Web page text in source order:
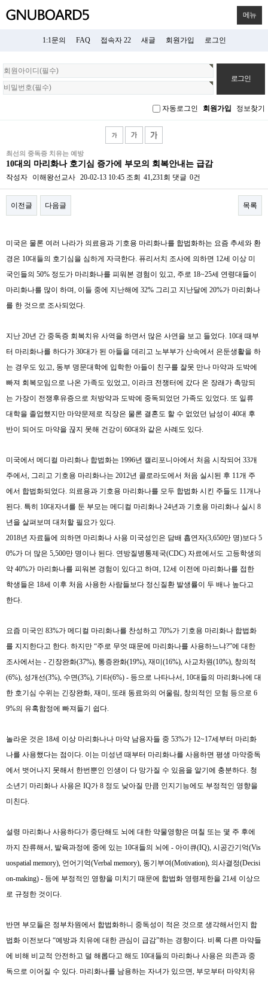
메뉴
1:1문의 FAQ 접속자 22 새글 회원가입 로그인
회
원
로
자동로그인 회원가입 정보찾기
최선의 중독증 치유는 예방
10대의 마리화나 호기심 증가에 부모의 회복안내는 급감
작성자 이해왕선교사 20-02-13 10:45 조회 41,231회 댓글 0건
이전글 다음글 목록
미국은 물론 여러 나라가 의료용과 기호용 마리화나를 합법화하는 요즘 추세와 환
경은 10대들의 호기심을 심하게 자극한다. 퓨리서치 조사에 의하면 12세 이상 미
국인들의 50% 정도가 마리화나를 피워본 경험이 있고, 주로 18~25세 연령대들이
마리화나를 많이 하며, 이들 중에 지난해에 32% 그리고 지난달에 20%가 마리화나
를 한 것으로 조사되었다.
지난 20년 간 중독증 회복치유 사역을 하면서 많은 사연을 보고 들었다. 10대 때부
터 마리화나를 하다가 30대가 된 아들을 데리고 노부부가 산속에서 은둔생활을 하
는 경우도 있고, 동부 명문대학에 입학한 아들이 친구를 잘못 만나 마약과 도박에
빠져 회복모임으로 나온 가족도 있었고, 이라크 전쟁터에 갔다 온 장래가 촉망되
는 가장이 전쟁후유증으로 처방약과 도박에 중독되었던 가족도 있었다. 또 일류
대학을 졸업했지만 마약문제로 직장은 물론 결혼도 할 수 없었던 남성이 40대 후
반이 되어도 마약을 끊지 못해 건강이 60대와 같은 사례도 있다.
미국에서 메디컬 마리화나 합법화는 1996년 캘리포니아에서 처음 시작되어 33개
주에서, 그리고 기호용 마리화나는 2012년 콜로라도에서 처음 실시된 후 11개 주
에서 합법화되었다. 의료용과 기호용 마리화나를 모두 합법화 시킨 주들도 11개나
된다. 특히 10대자녀를 둔 부모는 메디컬 마리화나 24년과 기호용 마리화나 실시 8
년을 살펴보며 대처할 필요가 있다.
2018년 자료들에 의하면 마리화나 사용 미국성인은 담배 흡연자(3,650만 명)보다 5
0%가 더 많은 5,500만 명이나 된다. 연방질병통제국(CDC) 자료에서도 고등학생의
약 40%가 마리화나를 피워본 경험이 있다고 하며, 12세 이전에 마리화나를 접한
학생들은 18세 이후 처음 사용한 사람들보다 정신질환 발생률이 두 배나 높다고
한다.
요즘 미국인 83%가 메디컬 마리화나를 찬성하고 70%가 기호용 마리화나 합법화
를 지지한다고 한다. 하지만 “주로 무엇 때문에 마리화나를 사용하느냐?”에 대한
조사에서는 - 긴장완화(37%), 통증완화(19%), 재미 (16%), 사교차원(10%), 창의적
(6%), 성개선(3%), 수면(3%), 기타(6%) - 등으로 나타나서, 10대들의 마리화나에 대
한 호기심 수위는 긴장완화, 재미 , 또래 동료와의 어울림, 창의적인 모험 등으로 6
9%의 유혹함정에 빠져들기 쉽다.
놀라운 것은 18세 이상 마리화나나 마약 남용자들 중 53%가 12~17세부터 마리화
나를 사용했다는 점이다. 이는 미성년 때부터 마리화나를 사용하면 평생 마약중독
에서 벗어나지 못해서 한번뿐인 인생이 다 망가질 수 있음을 알기에 충분하다. 청
소년기 마리화나 사용은 IQ가 8 정도 낮아질 만큼 인지기능에도 부정적인 영향을
미친다.
설령 마리화나 사용하다가 중단해도 뇌에 대한 약물영향은 며칠 또는 몇 주 후에
까지 잔류해서, 발육과정에 중에 있는 10대들의 뇌에 - 아이큐(IQ), 시공간기억(Vis
uospatial memory), 언어기억(Verbal memory), 동기부여(Motivation), 의사결정(Decisi
on-making) - 등에 부정적인 영향을 미치기 때문에 합법화 영령제한을 21세 이상으
로 규정한 것이다.
반면 부모들은 정부차원에서 합법화하니 중독성이 적은 것으로 생각해서인지 합
법화 이전보다 “예방과 치유에 대한 관심이 급감”하는 경향이다. 비록 다른 마약들
에 비해 비교적 안전하고 덜 해롭다고 해도 10대들의 마리화나 사용은 의존과 중
독으로 이어질 수 있다. 마리화나를 남용하는 자녀가 있으면, 부모부터 마약치유